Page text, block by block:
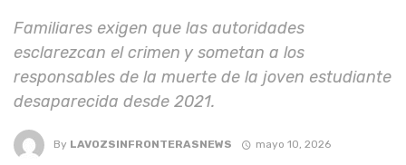
Familiares exigen que las autoridades
esclarezcan el crimen y sometan a los
responsables de la muerte de la joven estudiante
desaparecida desde 2021.
By LAVOZSINFRONTERASNEWS mayo 10, 2026